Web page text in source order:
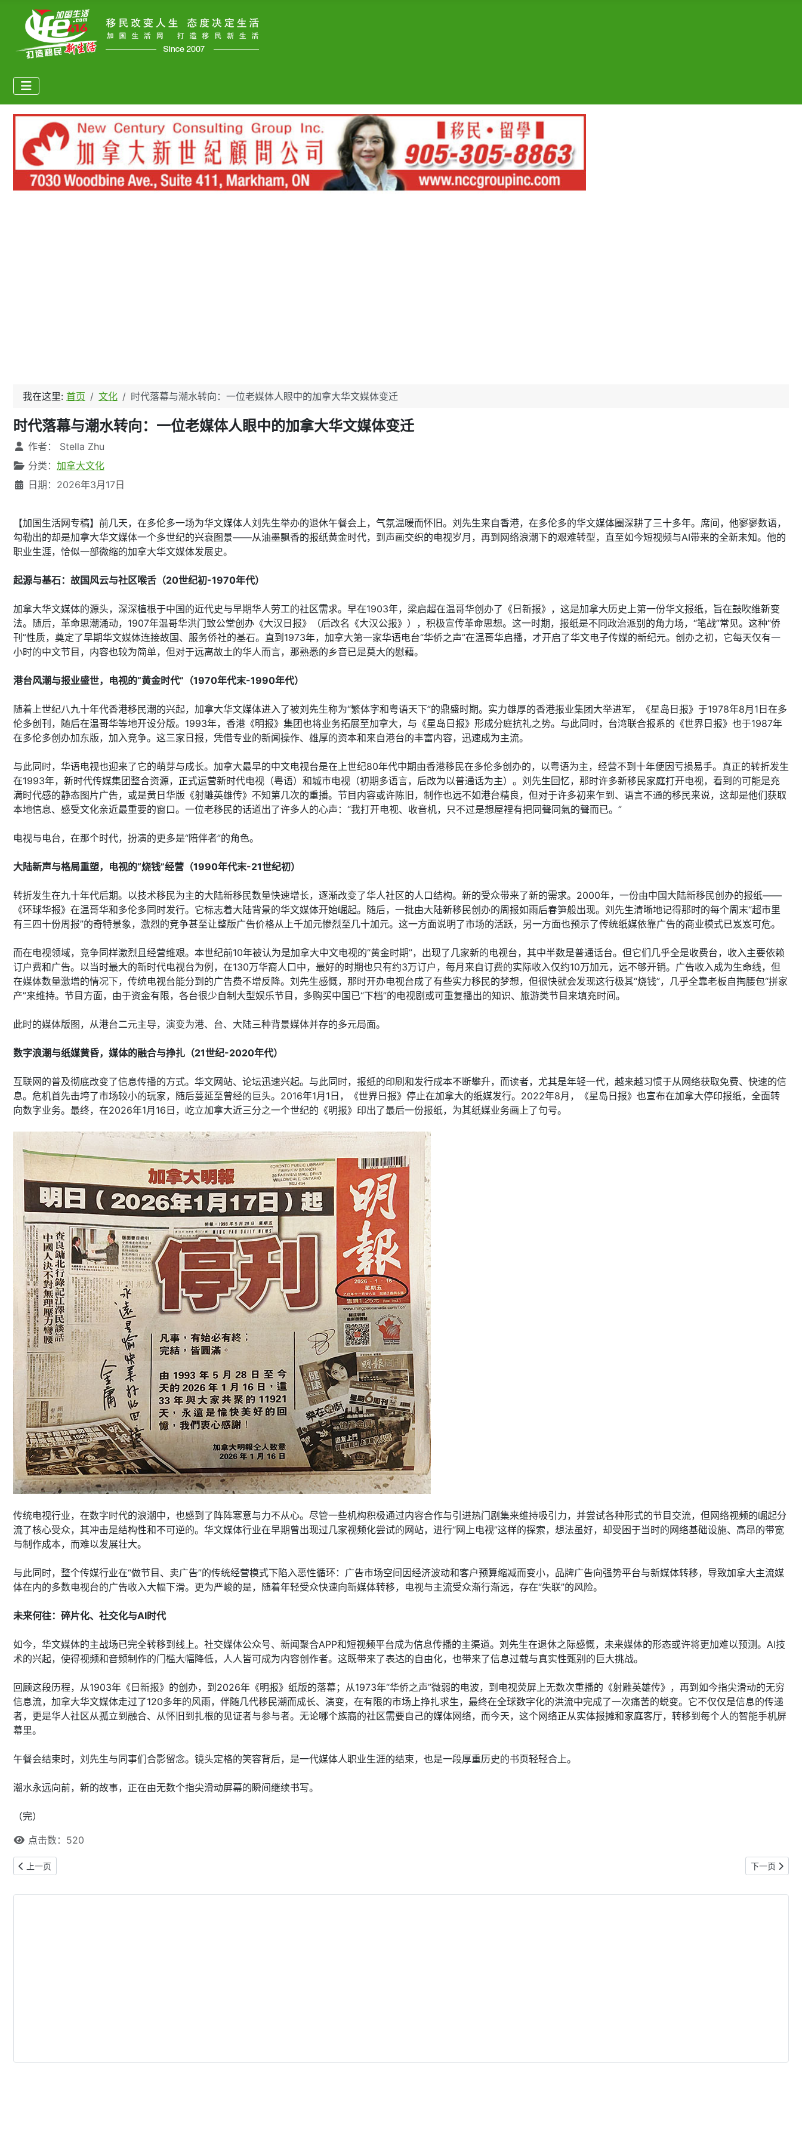
我在这里: 首页 文化 时代落幕与潮水转向：一位老媒体人眼中的加拿大华文媒体变迁
时代落幕与潮水转向：一位老媒体人眼中的加拿大华文媒体变迁
文章信息
作者： Stella Zhu
分类： 加拿大文化
日期：2026年3月17日
【加国生活网专稿】前几天，在多伦多一场为华文媒体人刘先生举办的退休午餐会上，气氛温暖而怀旧。刘先生来自香港，在多伦多的华文媒体圈深耕了三十多年。席间，他寥寥数语，
勾勒出的却是加拿大华文媒体一个多世纪的兴衰图景——从油墨飘香的报纸黄金时代，到声画交织的电视岁月，再到网络浪潮下的艰难转型，直至如今短视频与AI带来的全新未知。他的
职业生涯，恰似一部微缩的加拿大华文媒体发展史。
起源与基石：故国风云与社区喉舌（20世纪初-1970年代）
加拿大华文媒体的源头，深深植根于中国的近代史与早期华人劳工的社区需求。早在1903年，梁启超在温哥华创办了《日新报》，这是加拿大历史上第一份华文报纸，旨在鼓吹维新变
法。随后，革命思潮涌动，1907年温哥华洪门致公堂创办《大汉日报》（后改名《大汉公报》），积极宣传革命思想。这一时期，报纸是不同政治派别的角力场，“笔战”常见。这种“侨
刊”性质，奠定了早期华文媒体连接故国、服务侨社的基石。直到1973年，加拿大第一家华语电台“华侨之声”在温哥华启播，才开启了华文电子传媒的新纪元。创办之初，它每天仅有一
小时的中文节目，内容也较为简单，但对于远离故土的华人而言，那熟悉的乡音已是莫大的慰藉。
港台风潮与报业盛世，电视的“黄金时代”（1970年代末-1990年代）
随着上世纪八九十年代香港移民潮的兴起，加拿大华文媒体进入了被刘先生称为“繁体字和粤语天下”的鼎盛时期。实力雄厚的香港报业集团大举进军，《星岛日报》于1978年8月1日在多
伦多创刊，随后在温哥华等地开设分版。1993年，香港《明报》集团也将业务拓展至加拿大，与《星岛日报》形成分庭抗礼之势。与此同时，台湾联合报系的《世界日报》也于1987年
在多伦多创办加东版，加入竞争。这三家日报，凭借专业的新闻操作、雄厚的资本和来自港台的丰富内容，迅速成为主流。
与此同时，华语电视也迎来了它的萌芽与成长。加拿大最早的中文电视台是在上世纪80年代中期由香港移民在多伦多创办的，以粤语为主，经营不到十年便因亏损易手。真正的转折发生
在1993年，新时代传媒集团整合资源，正式运营新时代电视（粤语）和城市电视（初期多语言，后改为以普通话为主）。刘先生回忆，那时许多新移民家庭打开电视，看到的可能是充
满时代感的静态图片广告，或是黄日华版《射雕英雄传》不知第几次的重播。节目内容或许陈旧，制作也远不如港台精良，但对于许多初来乍到、语言不通的移民来说，这却是他们获取
本地信息、感受文化亲近最重要的窗口。一位老移民的话道出了许多人的心声：“我打开电视、收音机，只不过是想屋裡有把同聲同氣的聲而已。”
电视与电台，在那个时代，扮演的更多是“陪伴者”的角色。
大陆新声与格局重塑，电视的“烧钱”经营（1990年代末-21世纪初）
转折发生在九十年代后期。以技术移民为主的大陆新移民数量快速增长，逐渐改变了华人社区的人口结构。新的受众带来了新的需求。2000年，一份由中国大陆新移民创办的报纸——
《环球华报》在温哥华和多伦多同时发行。它标志着大陆背景的华文媒体开始崛起。随后，一批由大陆新移民创办的周报如雨后春笋般出现。刘先生清晰地记得那时的每个周末“超市里
有三四十份周报”的奇特景象，激烈的竞争甚至让整版广告价格从上千加元惨烈至几十加元。这一方面说明了市场的活跃，另一方面也预示了传统纸媒依靠广告的商业模式已岌岌可危。
而在电视领域，竞争同样激烈且经营维艰。本世纪前10年被认为是加拿大中文电视的“黄金时期”，出现了几家新的电视台，其中半数是普通话台。但它们几乎全是收费台，收入主要依赖
订户费和广告。以当时最大的新时代电视台为例，在130万华裔人口中，最好的时期也只有约3万订户，每月来自订费的实际收入仅约10万加元，远不够开销。广告收入成为生命线，但
在媒体数量激增的情况下，传统电视台能分到的广告费不增反降。刘先生感慨，那时开办电视台成了有些实力移民的梦想，但很快就会发现这行极其“烧钱”，几乎全靠老板自掏腰包“拼家
产”来维持。节目方面，由于资金有限，各台很少自制大型娱乐节目，多购买中国已“下档”的电视剧或可重复播出的知识、旅游类节目来填充时间。
此时的媒体版图，从港台二元主导，演变为港、台、大陆三种背景媒体并存的多元局面。
数字浪潮与纸媒黄昏，媒体的融合与挣扎（21世纪-2020年代）
互联网的普及彻底改变了信息传播的方式。华文网站、论坛迅速兴起。与此同时，报纸的印刷和发行成本不断攀升，而读者，尤其是年轻一代，越来越习惯于从网络获取免费、快速的信
息。危机首先击垮了市场较小的玩家，随后蔓延至曾经的巨头。2016年1月1日，《世界日报》停止在加拿大的纸媒发行。2022年8月，《星岛日报》也宣布在加拿大停印报纸，全面转
向数字业务。最终，在2026年1月16日，屹立加拿大近三分之一个世纪的《明报》印出了最后一份报纸，为其纸媒业务画上了句号。
传统电视行业，在数字时代的浪潮中，也感到了阵阵寒意与力不从心。尽管一些机构积极通过内容合作与引进热门剧集来维持吸引力，并尝试各种形式的节目交流，但网络视频的崛起分
流了核心受众，其冲击是结构性和不可逆的。华文媒体行业在早期曾出现过几家视频化尝试的网站，进行“网上电视”这样的探索，想法虽好，却受困于当时的网络基础设施、高昂的带宽
与制作成本，而难以发展壮大。
与此同时，整个传媒行业在“做节目、卖广告”的传统经营模式下陷入恶性循环：广告市场空间因经济波动和客户预算缩减而变小，品牌广告向强势平台与新媒体转移，导致加拿大主流媒
体在内的多数电视台的广告收入大幅下滑。更为严峻的是，随着年轻受众快速向新媒体转移，电视与主流受众渐行渐远，存在“失联”的风险。
未来何往：碎片化、社交化与AI时代
如今，华文媒体的主战场已完全转移到线上。社交媒体公众号、新闻聚合APP和短视频平台成为信息传播的主渠道。刘先生在退休之际感慨，未来媒体的形态或许将更加难以预测。AI技
术的兴起，使得视频和音频制作的门槛大幅降低，人人皆可成为内容创作者。这既带来了表达的自由化，也带来了信息过载与真实性甄别的巨大挑战。
回顾这段历程，从1903年《日新报》的创办，到2026年《明报》纸版的落幕；从1973年“华侨之声”微弱的电波，到电视荧屏上无数次重播的《射雕英雄传》，再到如今指尖滑动的无穷
信息流，加拿大华文媒体走过了120多年的风雨，伴随几代移民潮而成长、演变，在有限的市场上挣扎求生，最终在全球数字化的洪流中完成了一次痛苦的蜕变。它不仅仅是信息的传递
者，更是华人社区从孤立到融合、从怀旧到扎根的见证者与参与者。无论哪个族裔的社区需要自己的媒体网络，而今天，这个网络正从实体报摊和家庭客厅，转移到每个人的智能手机屏
幕里。
午餐会结束时，刘先生与同事们合影留念。镜头定格的笑容背后，是一代媒体人职业生涯的结束，也是一段厚重历史的书页轻轻合上。
潮水永远向前，新的故事，正在由无数个指尖滑动屏幕的瞬间继续书写。
（完）
点击数：520
上一篇文章: 【本网专稿】Easter Friday & Easter Monday 和复活节的历史
上一页 下一篇文章:
下一页